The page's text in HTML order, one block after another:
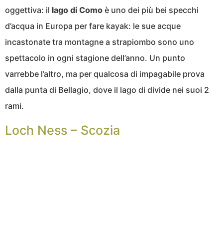
oggettiva: il lago di Como è uno dei più bei specchi
d’acqua in Europa per fare kayak: le sue acque
incastonate tra montagne a strapiombo sono uno
spettacolo in ogni stagione dell’anno. Un punto
varrebbe l’altro, ma per qualcosa di impagabile prova
dalla punta di Bellagio, dove il lago di divide nei suoi 2
rami.
Loch Ness – Scozia